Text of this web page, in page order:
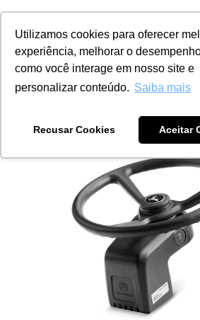
Utilizamos cookies para oferecer
experiência, melhorar o
como você interage em nosso site e
personalizar conteúdo. Saiba mais
Recusar Cookies Aceitar
menu
Ciarama Máquinas Dourados
John Deere
300